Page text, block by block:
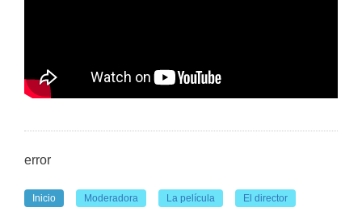
error
Inicio Moderadora La película El director